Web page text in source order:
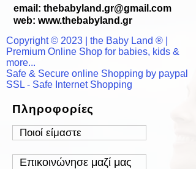
email: thebabyland.gr@gmail.com
web: www.thebabyland.gr
Copyright © 2023 | the Baby Land ® |
Premium Online Shop for babies, kids &
more...
Safe & Secure online Shopping by paypal
SSL - Safe Internet Shopping
Πληροφορίες
Ποιοί είμαστε
Επικοινώνησε μαζί μας